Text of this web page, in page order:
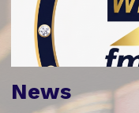
News